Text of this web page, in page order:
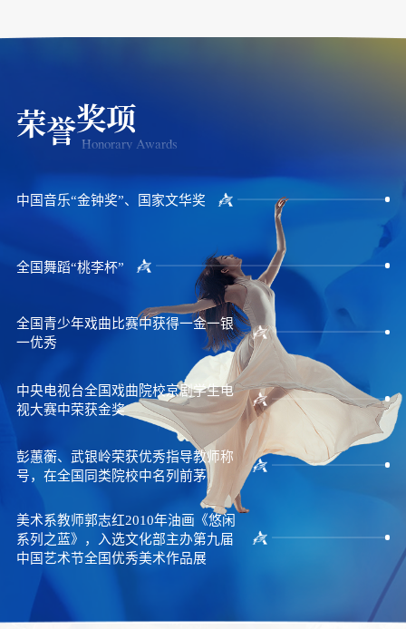
荣誉奖项
Honorary Awards
中国音乐“金钟奖”、国家文华奖
全国舞蹈“桃李杯”
全国青少年戏曲比赛中获得一金一银
一优秀
中央电视台全国戏曲院校京剧学生电
视大赛中荣获金奖
彭蕙蘅、武银岭荣获优秀指导教师称
号，在全国同类院校中名列前茅
美术系教师郭志红2010年油画《悠闲
系列之蓝》，入选文化部主办第九届
中国艺术节全国优秀美术作品展